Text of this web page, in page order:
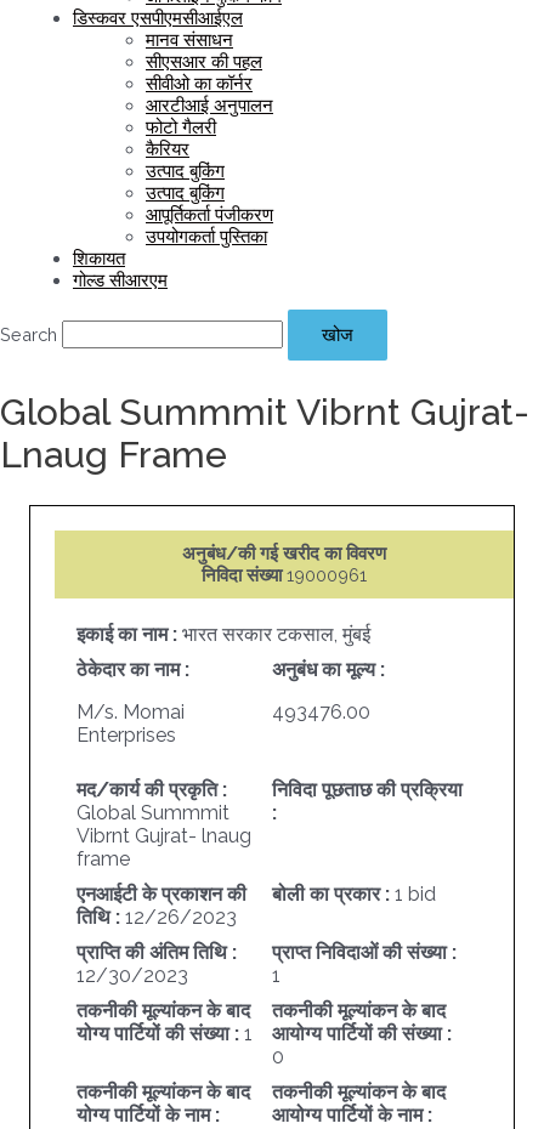
डिस्कवर एसपीएमसीआईएल
मानव संसाधन
सीएसआर की पहल
सीवीओ का कॉर्नर
आरटीआई अनुपालन
फोटो गैलरी
कैरियर
उत्पाद बुकिंग
उत्पाद बुकिंग
आपूर्तिकर्ता पंजीकरण
उपयोगकर्ता पुस्तिका
शिकायत
गोल्ड सीआरएम
Search खोज
Global Summmit Vibrnt Gujrat-
Lnaug Frame
अनुबंध/की गई खरीद का विवरण
निविदा संख्या19000961
इकाई का नाम : भारत सरकार टकसाल, मुंबई
ठेकेदार का नाम :
M/s. Momai
Enterprises
अनुबंध का मूल्य :
493476.00
मद/कार्य की प्रकृति :
Global Summmit
Vibrnt Gujrat- lnaug
frame
निविदा पूछताछ की प्रक्रिया
:
एनआईटी के प्रकाशन की
तिथि : 12/26/2023
बोली का प्रकार : 1 bid
प्राप्ति की अंतिम तिथि :
12/30/2023
प्राप्त निविदाओं की संख्या :
1
तकनीकी मूल्यांकन के बाद
योग्य पार्टियों की संख्या : 1
तकनीकी मूल्यांकन के बाद
आयोग्य पार्टियों की संख्या :
0
तकनीकी मूल्यांकन के बाद
योग्य पार्टियों के नाम :
तकनीकी मूल्यांकन के बाद
आयोग्य पार्टियों के नाम :